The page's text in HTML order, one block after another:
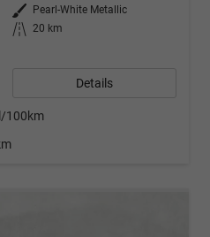
Außenfarbe
Pearl-White Metallic
Kilometerstand
20 km
Details
100km